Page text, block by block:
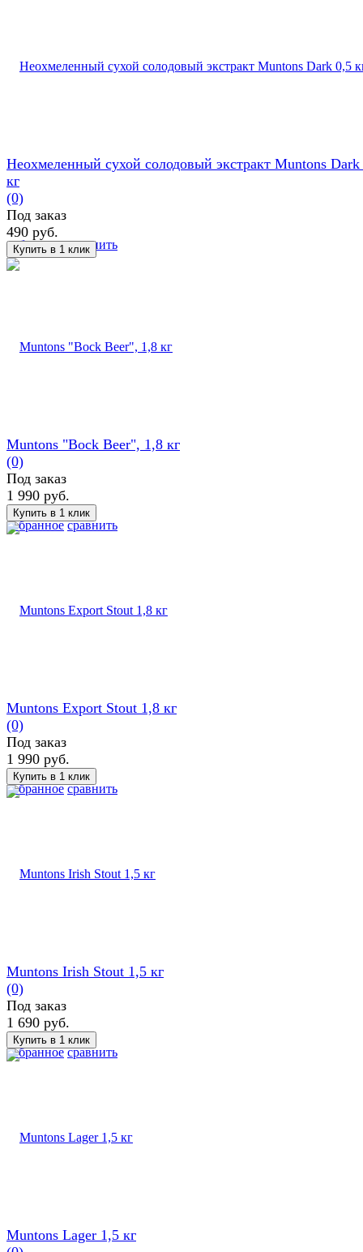
избранное сравнить
Неохмеленный сухой солодовый экстракт Muntons Dark
кг
(0)
Под заказ
490 руб.
избранное сравнить
Muntons "Bock Beer", 1,8 кг
(0)
Под заказ
1 990 руб.
избранное сравнить
Muntons Export Stout 1,8 кг
(0)
Под заказ
1 990 руб.
избранное сравнить
Muntons Irish Stout 1,5 кг
(0)
Под заказ
1 690 руб.
Muntons Lager 1,5 кг